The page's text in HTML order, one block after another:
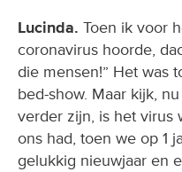
Lucinda. Toen ik voor
coronavirus hoorde,
die mensen!” Het was
bed-show. Maar kijk,
verder zijn, is het virus
ons had, toen we op 1
gelukkig nieuwjaar en